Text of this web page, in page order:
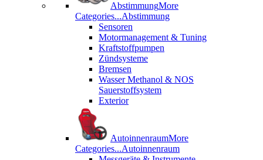
AbstimmungMore
Categories...Abstimmung
Sensoren
Motormanagement & Tuning
Kraftstoffpumpen
Zündsysteme
Bremsen
Wasser Methanol & NOS
Sauerstoffsystem
Exterior
AutoinnenraumMore
Categories...Autoinnenraum